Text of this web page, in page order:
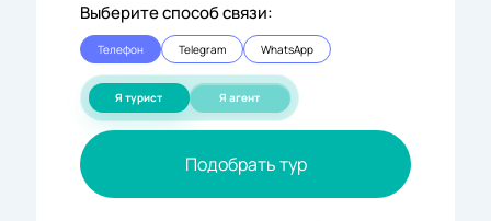
Выберите способ связи:
Телефон Telegram WhatsApp
Я турист Я агент
Подобрать тур